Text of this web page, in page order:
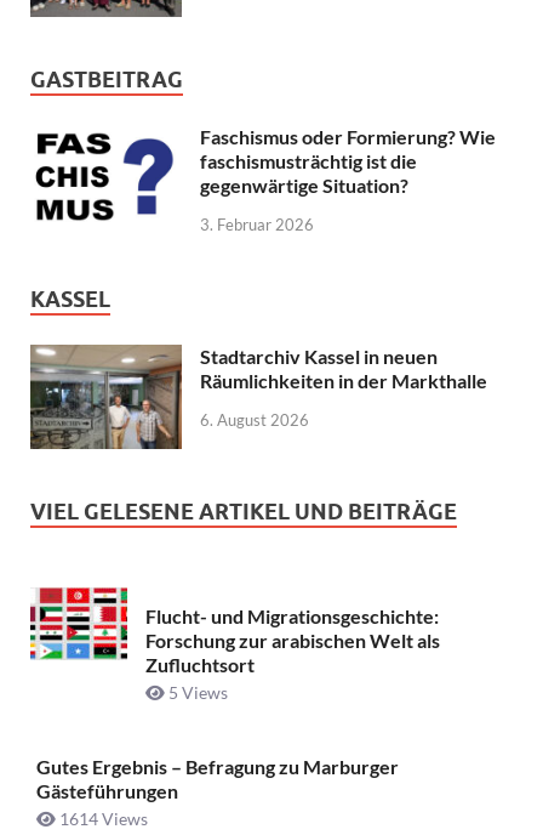
GASTBEITRAG
Faschismus oder Formierung? Wie
faschismusträchtig ist die
gegenwärtige Situation?
3. Februar 2026
KASSEL
Stadtarchiv Kassel in neuen
Räumlichkeiten in der Markthalle
6. August 2026
VIEL GELESENE ARTIKEL UND BEITRÄGE
Flucht- und Migrationsgeschichte:
Forschung zur arabischen Welt als
Zufluchtsort
5 Views
Gutes Ergebnis – Befragung zu Marburger
Gästeführungen
1614 Views